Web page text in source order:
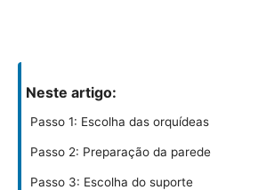
Neste artigo:
Passo 1: Escolha das orquídeas
Passo 2: Preparação da parede
Passo 3: Escolha do suporte